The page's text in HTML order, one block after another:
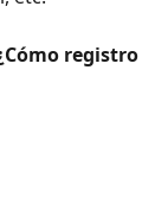
registro